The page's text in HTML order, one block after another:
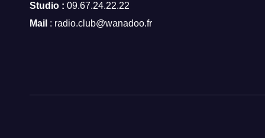
Studio : 09.67.24.22.22
Mail : radio.club@wanadoo.fr